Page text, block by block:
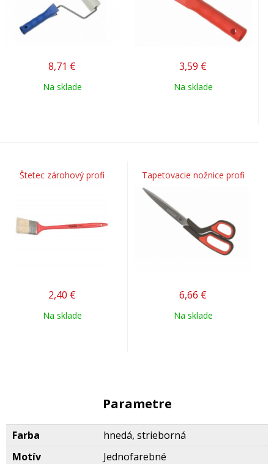
8,71 €
Na sklade
3,59 €
Na sklade
Štetec zárohový profi
2,40 €
Na sklade
Tapetovacie nožnice profi
6,66 €
Na sklade
Parametre
Farba
hnedá, strieborná
Motív
Jednofarebné